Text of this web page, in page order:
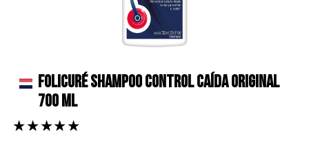
FOLICURÉ SHAMPOO CONTROL CAÍDA ORIGINAL
700 ML
La